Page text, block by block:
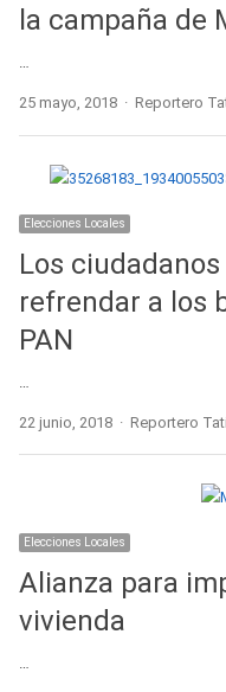
la campaña de
25 mayo, 2018 Author
Reportero
Elecciones Locales
Los
refrendar a los
PAN
22 junio, 2018 Author
Reportero
Elecciones Locales
Alianza para
vivienda
…